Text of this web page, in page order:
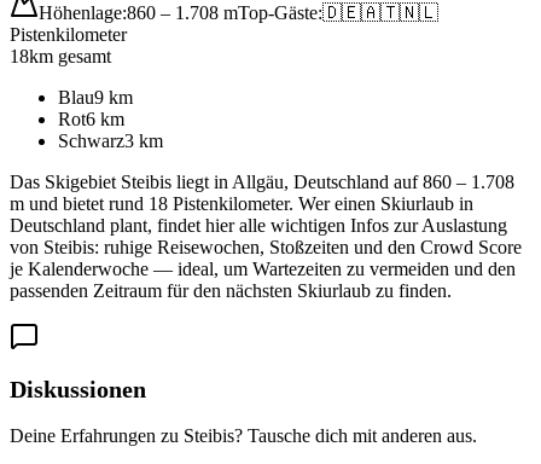
Höhenlage:860 – 1.708 mTop-Gäste:🇩🇪🇦🇹🇳🇱
Pistenkilometer
18km gesamt
Blau9 km
Rot6 km
Schwarz3 km
Das Skigebiet Steibis liegt in Allgäu, Deutschland auf 860 – 1.708
m und bietet rund 18 Pistenkilometer. Wer einen Skiurlaub in
Deutschland plant, findet hier alle wichtigen Infos zur Auslastung
von Steibis: ruhige Reisewochen, Stoßzeiten und den Crowd Score
je Kalenderwoche — ideal, um Wartezeiten zu vermeiden und den
passenden Zeitraum für den nächsten Skiurlaub zu finden.
Diskussionen
Deine Erfahrungen zu Steibis? Tausche dich mit anderen aus.